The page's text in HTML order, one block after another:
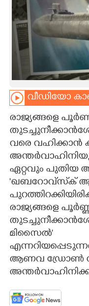
INFO+
ART
ASTRO
CARTOONS
LITERATURE
CONTACT US
വീഡിയോ
രാജ്യങ്ങളെ
വരെ വഹിക്കാൻ
ഏറ്റവും പുതിയ
'ഖബറോവ്സ്‌ക്
രാജ്യങ്ങളെ
മിസൈൽ'
ആണവ ഡ്രോൺ